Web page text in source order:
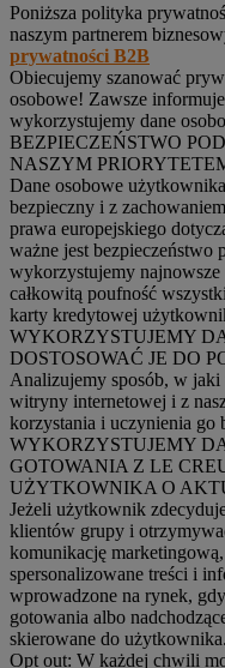
Poniższa polityka
naszym partnerem
prywatności B2B
Obiecujemy szanować
osobowe! Zawsze
wykorzystujemy dane
BEZPIECZEŃSTWO
NASZYM
Dane osobowe
bezpieczny i z
prawa europejskiego
ważne jest bezpieczeństwo
wykorzystujemy
całkowitą poufność
karty kredytowej
WYKORZYSTUJEMY
DOSTOSOWAĆ JE DO
Analizujemy sposób, w
witryny internetowej i z
korzystania i uczynienia go
WYKORZYSTUJEMY
GOTOWANIA Z LE
UŻYTKOWNIKA O
Jeżeli użytkownik
klientów grupy i
komunikację
spersonalizowane treści i
wprowadzone na rynek,
gotowania albo
skierowane do użytkownika.
Opt out: W każdej chwili